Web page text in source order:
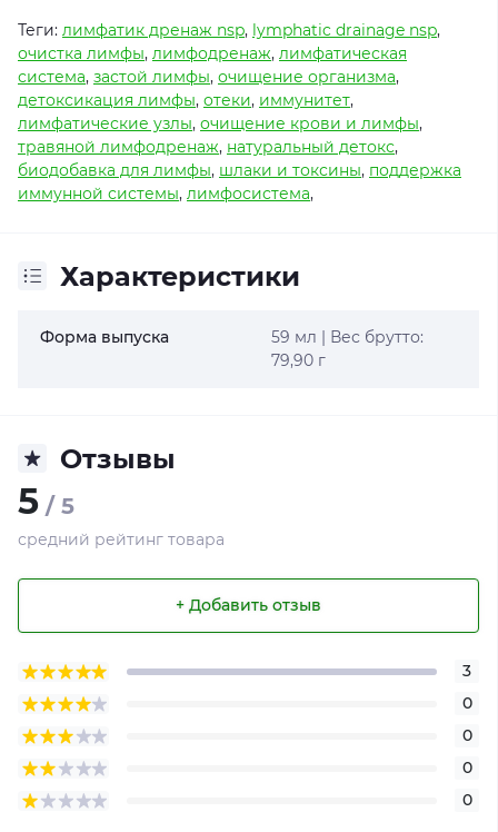
Теги: лимфатик дренаж nsp, lymphatic drainage nsp,
очистка лимфы, лимфодренаж, лимфатическая
система, застой лимфы, очищение организма,
детоксикация лимфы, отеки, иммунитет,
лимфатические узлы, очищение крови и лимфы,
травяной лимфодренаж, натуральный детокс,
биодобавка для лимфы, шлаки и токсины, поддержка
иммунной системы, лимфосистема,
Характеристики
Форма выпуска
59 мл | Вес брутто:
79,90 г
Отзывы
5 / 5
средний рейтинг товара
+ Добавить отзыв
3
0
0
0
0